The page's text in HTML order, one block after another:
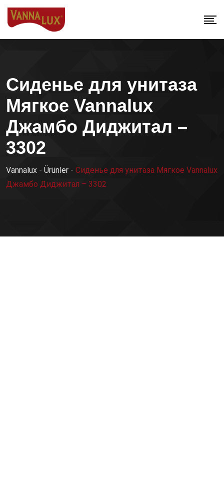
Сиденье для унитаза
Мягкое Vannalux
Джамбо Диджитал –
3302
Vannalux - Ürünler - Сиденье для унитаза Мягкое Vannalux
Джамбо Диджитал – 3302